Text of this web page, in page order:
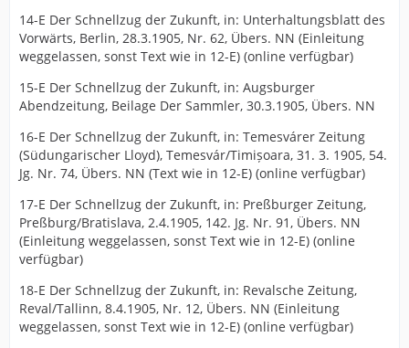
14-E Der Schnellzug der Zukunft, in: Unterhaltungsblatt des
Vorwärts, Berlin, 28.3.1905, Nr. 62, Übers. NN (Einleitung
weggelassen, sonst Text wie in 12-E) (online verfügbar)
15-E Der Schnellzug der Zukunft, in: Augsburger
Abendzeitung, Beilage Der Sammler, 30.3.1905, Übers. NN
16-E Der Schnellzug der Zukunft, in: Temesvárer Zeitung
(Südungarischer Lloyd), Temesvár/Timișoara, 31. 3. 1905, 54.
Jg. Nr. 74, Übers. NN (Text wie in 12-E) (online verfügbar)
17-E Der Schnellzug der Zukunft, in: Preßburger Zeitung,
Preßburg/Bratislava, 2.4.1905, 142. Jg. Nr. 91, Übers. NN
(Einleitung weggelassen, sonst Text wie in 12-E) (online
verfügbar)
18-E Der Schnellzug der Zukunft, in: Revalsche Zeitung,
Reval/Tallinn, 8.4.1905, Nr. 12, Übers. NN (Einleitung
weggelassen, sonst Text wie in 12-E) (online verfügbar)